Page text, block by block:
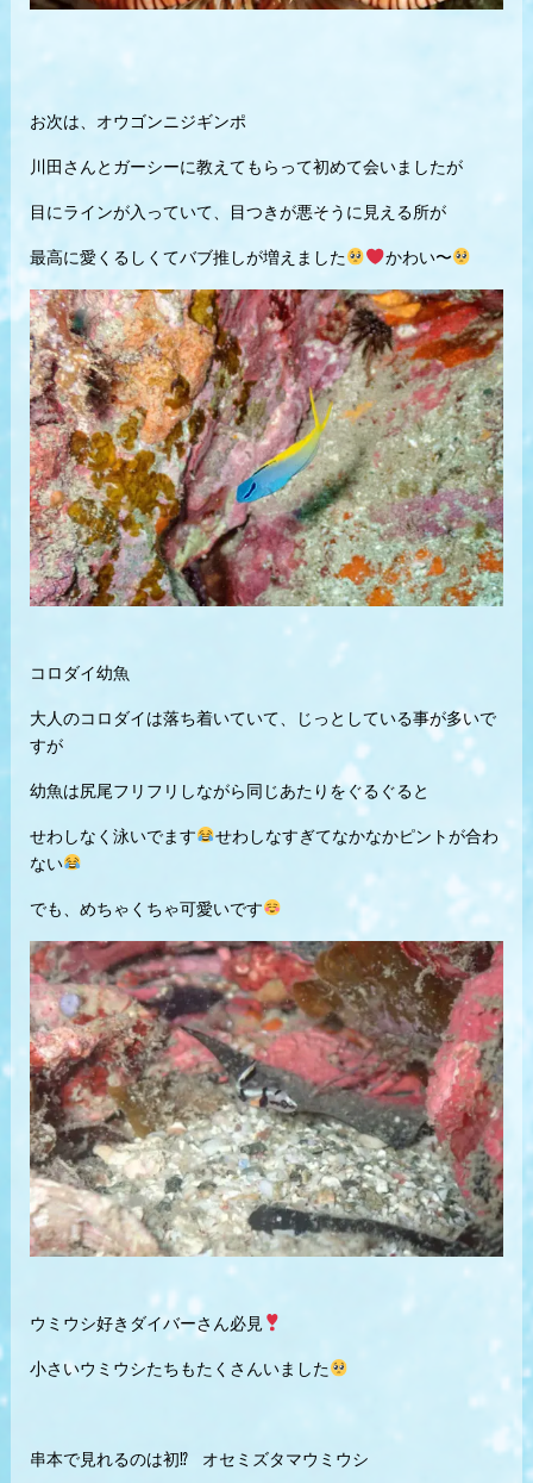
お次は、オウゴンニジギンポ
川田さんとガーシーに教えてもらって初めて会いましたが
目にラインが入っていて、目つきが悪そうに見える所が
最高に愛くるしくてバブ推しが増えました かわい〜
コロダイ幼魚
大人のコロダイは落ち着いていて、じっとしている事が多いで
すが
幼魚は尻尾フリフリしながら同じあたりをぐるぐると
せわしなく泳いでます
せわしなすぎてなかなかピントが合わ
ない
でも、めちゃくちゃ可愛いです
ウミウシ好きダイバーさん必見
小さいウミウシたちもたくさんいました
串本で見れるのは初⁉︎ オセミズタマウミウシ